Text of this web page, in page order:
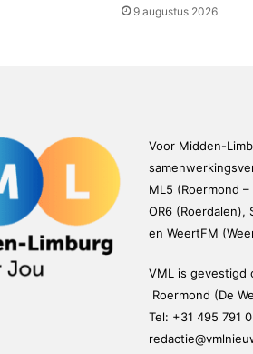
9 augustus 2026
Voor Midden-
ML5 (Roermond
OR6 (Roerdalen),
en WeertFM
VML is gevestigd
Roermond (De
Tel: +31 495 791